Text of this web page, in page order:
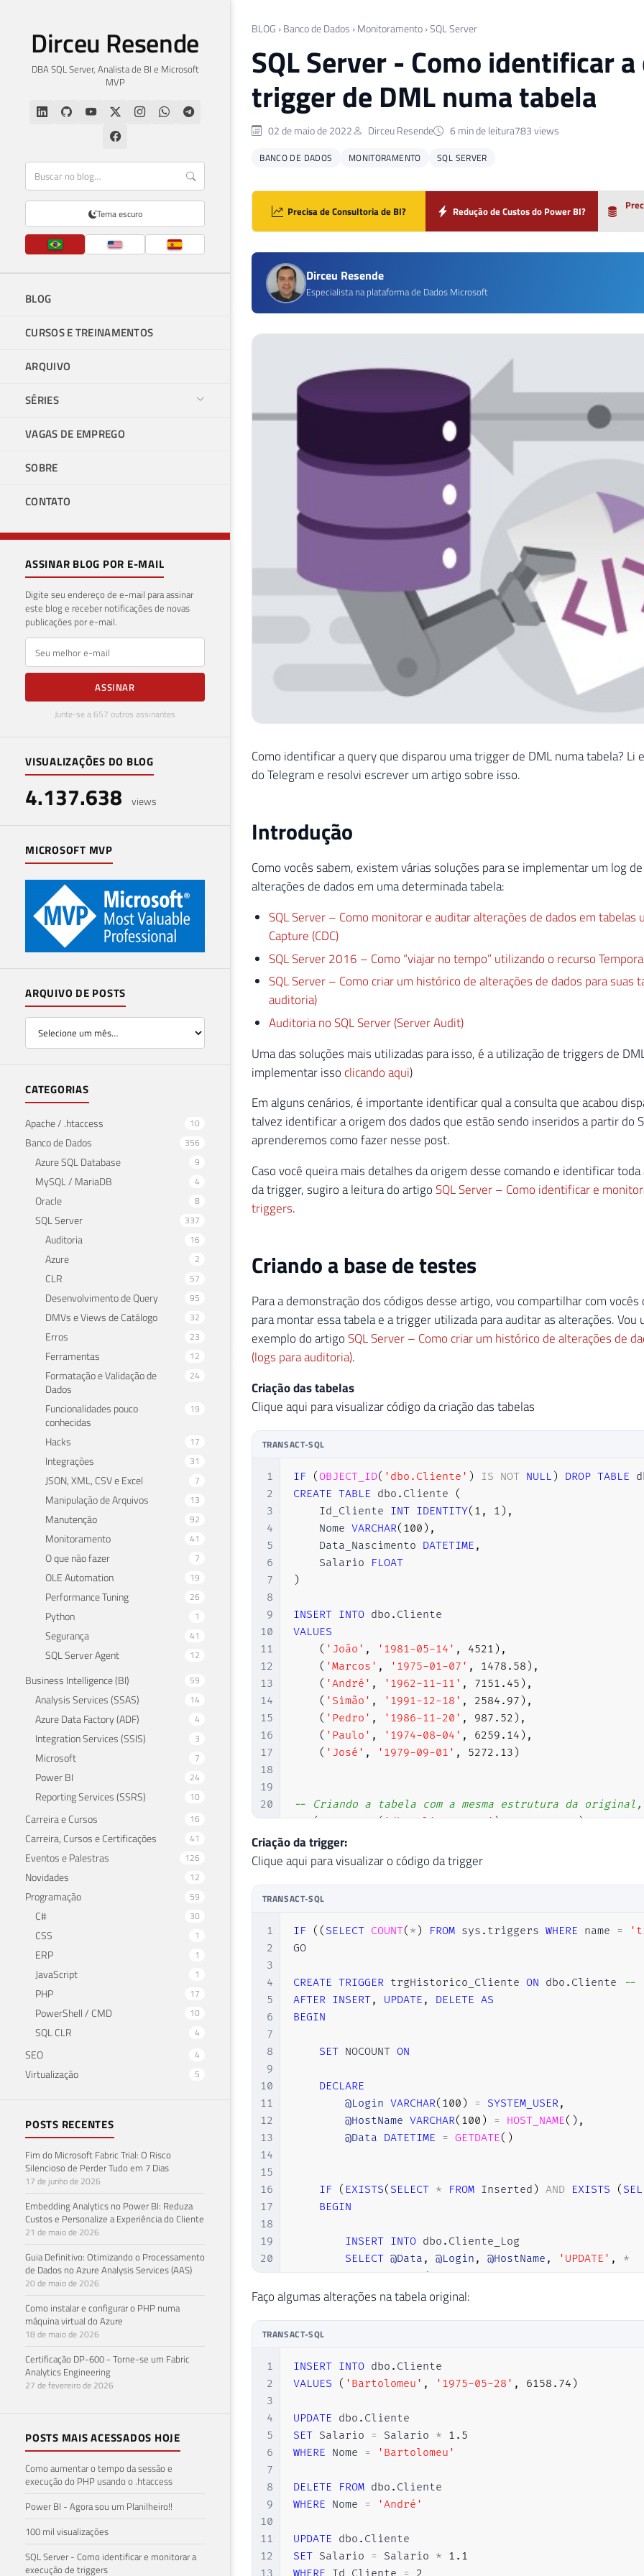
Dirceu Resende
DBA SQL Server, Analista de BI e Microsoft
MVP
Tema escuro
BLOG
CURSOS E TREINAMENTOS
ARQUIVO
SÉRIES
VAGAS DE EMPREGO
SOBRE
CONTATO
ASSINAR BLOG POR E-MAIL
Digite seu endereço de e-mail para assinar
este blog e receber notificações de novas
publicações por e-mail.
E-mail
ASSINAR
Junte-se a 657 outros assinantes
VISUALIZAÇÕES DO BLOG
4.137.638 views
MICROSOFT MVP
ARQUIVO DE POSTS
CATEGORIAS
Apache / .htaccess 10
Banco de Dados 356
Azure SQL Database 9
MySQL / MariaDB 4
Oracle 8
SQL Server 337
Auditoria 16
Azure 2
CLR 57
Desenvolvimento de Query 95
DMVs e Views de Catálogo 32
Erros 23
Ferramentas 12
Formatação e Validação de
Dados
24
Funcionalidades pouco
conhecidas
19
Hacks 17
Integrações 31
JSON, XML, CSV e Excel 7
Manipulação de Arquivos 13
Manutenção 92
Monitoramento 41
O que não fazer 7
OLE Automation 19
Performance Tuning 26
Python 1
Segurança 41
SQL Server Agent 12
Business Intelligence (BI) 59
Analysis Services (SSAS) 14
Azure Data Factory (ADF) 4
Integration Services (SSIS) 3
Microsoft 7
Power BI 24
Reporting Services (SSRS) 10
Carreira e Cursos 16
Carreira, Cursos e Certificações 41
Eventos e Palestras 126
Novidades 12
Programação 59
C# 30
CSS 1
ERP 1
JavaScript 1
PHP 17
PowerShell / CMD 10
SQL CLR 4
SEO 4
Virtualização 5
POSTS RECENTES
Fim do Microsoft Fabric Trial: O Risco
Silencioso de Perder Tudo em 7 Dias
17 de junho de 2026
Embedding Analytics no Power BI: Reduza
Custos e Personalize a Experiência do Cliente
21 de maio de 2026
Guia Definitivo: Otimizando o Processamento
de Dados no Azure Analysis Services (AAS)
20 de maio de 2026
Como instalar e configurar o PHP numa
máquina virtual do Azure
18 de maio de 2026
Certificação DP-600 - Torne-se um Fabric
Analytics Engineering
27 de fevereiro de 2026
POSTS MAIS ACESSADOS HOJE
Como aumentar o tempo da sessão e
execução do PHP usando o .htaccess
Power BI - Agora sou um Planilheiro!!
100 mil visualizações
SQL Server - Como identificar e monitorar a
execução de triggers
BLOG › Banco de Dados › Monitoramento ›SQL Server
SQL Server - Como identificar
trigger de DML numa tabela
02 de maio de 2022 Dirceu Resende 6 min de leitura783 views
BANCO DE DADOS MONITORAMENTO SQL SERVER
Precisa de Consultoria de BI? Redução de Custos do Power BI?
Dirceu Resende
Especialista na plataforma de Dados Microsoft
Como identificar a query que disparou uma trigger de DML numa tabela? Li
do Telegram e resolvi escrever um artigo sobre isso.
Introdução
Como vocês sabem, existem várias soluções para se implementar um log
alterações de dados em uma determinada tabela:
SQL Server – Como monitorar e auditar alterações de dados em tabelas
Capture (CDC)
SQL Server 2016 – Como “viajar no tempo” utilizando o recurso
SQL Server – Como criar um histórico de alterações de dados para suas
auditoria)
Auditoria no SQL Server (Server Audit)
Uma das soluções mais utilizadas para isso, é a utilização de triggers de
implementar isso clicando aqui)
Em alguns cenários, é importante identificar qual a consulta que acabou
talvez identificar a origem dos dados que estão sendo inseridos a partir do
aprenderemos como fazer nesse post.
Caso você queira mais detalhes da origem desse comando e identificar toda
da trigger, sugiro a leitura do artigoSQL Server – Como identificar e
triggers.
Criando a base de testes
Para a demonstração dos códigos desse artigo, vou compartilhar com
para montar essa tabela e a trigger utilizada para auditar as alterações. Vou
exemplo do artigoSQL Server – Como criar um histórico de alterações de
(logs para auditoria).
Criação das tabelas
Clique aqui para visualizar código da criação das tabelas
TRANSACT-SQL
1
2
3
4
5
6
7
8
9
10
11
12
13
14
15
16
17
18
19
20
21
22
23
27
28
29
30
31
32
33
34
35
IF (OBJECT_ID( 'dbo.Cliente' ) IS NOT NULL ) DROP TABLE
CREATE TABLE dbo . Cliente
(
    Id_Cliente
INT IDENTITY( 1 , 1 ) ,
    Nome
VARCHAR( 100 ) ,
    Data_Nascimento
DATETIME ,
    Salario
FLOAT
)
INSERT INTO dbo .
VALUES
( 'João' , '1981-05-14' , 4521 ) ,
( 'Marcos' , '1975-01-07' , 1478.58 ) ,
( 'André' , '1962-11-11' , 7151.45 ) ,
( 'Simão' , '1991-12-18' , 2584.97 ) ,
( 'Pedro' , '1986-11-20' , 987.52 ) ,
( 'Paulo' , '1974-08-04' , 6259.14 ) ,
( 'José' , '1979-09-01' , 5272.13 )
-- Criando a tabela com a mesma estrutura da original,
IF (OBJECT_ID('dbo.Cliente_Log') IS NOT NULL) DROP
CREATE TABLE
    Id
INT IDENTITY(1, 1),
    Operacao
VARCHAR 20),
    Id_Cliente
INT,
    Nome
VARCHAR( 100
    Data_Nascimento
Criação da trigger:
Clique aqui para visualizar o código da trigger
TRANSACT-SQL
1
2
3
4
5
6
7
8
9
10
11
12
13
14
15
16
17
18
19
20
21
22
24
26
27
28
29
30
31
32
33
34
35
36
37
38
IF ( ( SELECT COUNT( * ) FROM sys . triggers WHERE name =
GO
CREATE TRIGGER trgHistorico_Cliente ON dbo . Cliente
--
AFTER INSERT, UPDATE , DELETE AS
BEGIN
SET NOCOUNT ON
DECLARE
@Login VARCHAR( 100 ) = SYSTEM_USER,
@HostName VARCHAR( 100 ) = HOST_NAME( ) ,
@Data DATETIME = GETDATE( )
IF ( EXISTS( SELECT * FROM Inserted ) AND EXISTS (
BEGIN
INSERT INTO dbo . Cliente_Log
SELECT @Data , @Login , @HostName , 'UPDATE' ,
*
FROM Inserted
ELSE
IF ( EXISTS ( SELECT
BEGIN
INSERT
SELECT
@Data , @Login
FROM Inserted
END
ELSE
BEGIN
INSERT
SELECT
@Data , @Login
FROM Deleted
Faço algumas alterações na tabela original:
TRANSACT-SQL
1
2
3
4
5
6
7
8
9
10
11
12
INSERT INTO dbo .
VALUES
( 'Bartolomeu' , '1975-05-28' , 6158.74 )
UPDATE dbo .
SET Salario = Salario * 1.5
WHERE Nome = 'Bartolomeu'
DELETE FROM dbo .
WHERE Nome = 'André'
UPDATE dbo .
SET Salario = Salario * 1.1